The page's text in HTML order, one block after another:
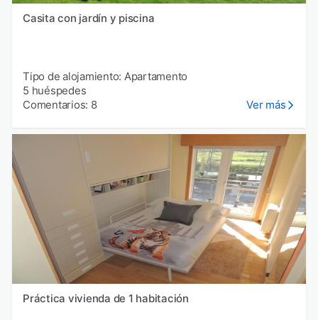
Casita con jardín y piscina
Tipo de alojamiento: Apartamento
5 huéspedes
Comentarios: 8
Ver más
Práctica vivienda de 1 habitación